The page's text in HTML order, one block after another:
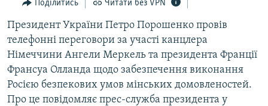
пошуку
ПОГЛЯД
ІНТЕРВ'Ю
ВСЕ ЗА ДЕНЬ
СПЕЦПРОЕКТИ
ДЕПОРТАЦІЯ
ЯК ОБІЙТИ БЛОКУВАННЯ
Поділитись Читати без VPN
Президент України Петро Порошенко провів
телефонні переговори за участі канцлера
Німеччини Ангели Меркель та президента Франції
Франсуа Олланда щодо забезпечення виконання
Росією безпекових умов мінських домовленостей.
Про це повідомляє прес-служба президента у